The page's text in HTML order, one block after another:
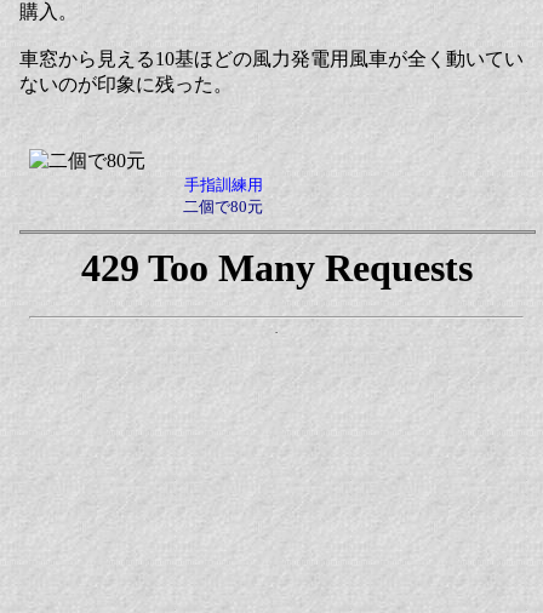
購入。
車窓から見える10基ほどの風力発電用風車が全く動いてい
ないのが印象に残った。
手指訓練用
二個で80元